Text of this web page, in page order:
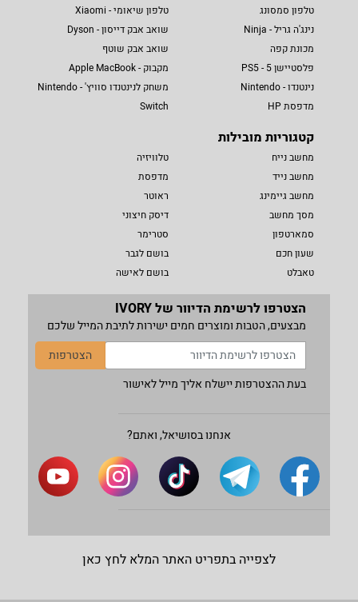
טלפון סמסונג
נינג'ה גריל - Ninja
מכונת קפה
פלסטיישן 5 - PS5
נינטנדו - Nintendo
מדפסת HP
טלפון שיאומי - Xiaomi
שואב אבק דייסון - Dyson
שואב אבק שוטף
מקבוק - Apple MacBook
משחק לנינטנדו סוויץ' - Nintendo
Switch
קטגוריות מובילות
מחשב נייח
מחשב נייד
מחשב גיימינג
מסך מחשב
סמארטפון
שעון חכם
טאבלט
טלוויזיה
מדפסת
ראוטר
דיסק חיצוני
סטרימר
בושם לגבר
בושם לאישה
הצטרפו לרשימת הדיוור של IVORY
מבצעים, הטבות ומוצרים חמים ישירות לתיבת המייל שלכם
הצטרפות
בעת ההצטרפות יישלח אליך מייל לאישור
אנחנו בסושיאל, ואתם?
לצפייה בתפריט האתר המלא לחץ כאן